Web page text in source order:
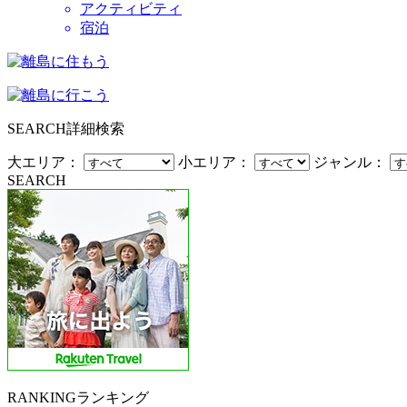
アクティビティ
宿泊
SEARCH詳細検索
大エリア： 小エリア： ジャンル：
SEARCH
RANKINGランキング